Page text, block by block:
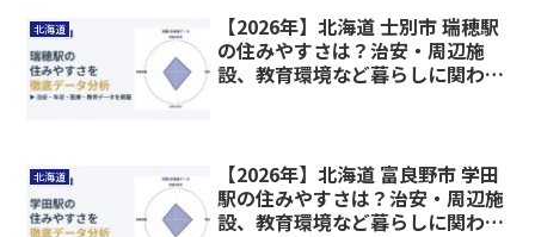
北海道
【2026年】北海道 士別市 瑞穂駅
の住みやすさは？治安・周辺施
設、教育環境など暮らしに関わる
北海道
【2026年】北海道 富良野市 学田
駅の住みやすさは？治安・周辺施
設、教育環境など暮らしに関わる